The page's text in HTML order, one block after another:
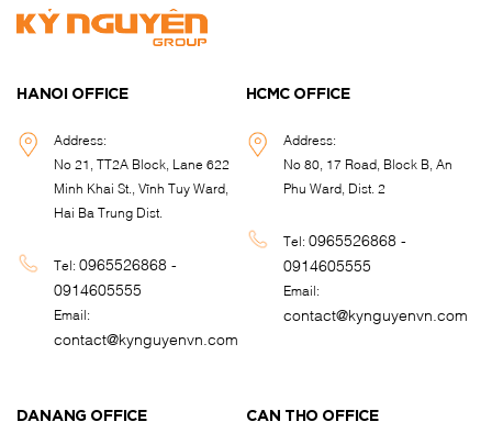
HANOI OFFICE
Address:
No 21, TT2A Block, Lane 622
Minh Khai St., Vĩnh Tuy Ward,
Hai Ba Trung Dist.
Tel:0965526868 -
0914605555
Email:
contact@kynguyenvn.com
HCMC OFFICE
Address:
No 80, 17 Road, Block B, An
Phu Ward, Dist. 2
Tel:0965526868 -
0914605555
Email:
contact@kynguyenvn.com
DANANG OFFICE CAN THO OFFICE